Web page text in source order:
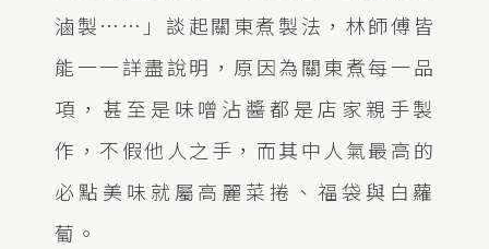
滷製⋯⋯」談起關東煮製法，林師傅皆
能一一詳盡說明，原因為關東煮每一品
項，甚至是味噌沾醬都是店家親手製
作，不假他人之手，而其中人氣最高的
必點美味就屬高麗菜捲、福袋與白蘿
蔔。